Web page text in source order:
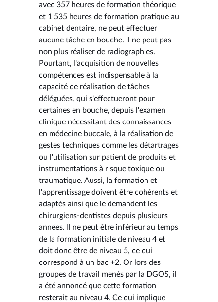
avec 357 heures de formation théorique
et 1 535 heures de formation pratique au
cabinet dentaire, ne peut effectuer
aucune tâche en bouche. Il ne peut pas
non plus réaliser de radiographies.
Pourtant, l'acquisition de nouvelles
compétences est indispensable à la
capacité de réalisation de tâches
déléguées, qui s'effectueront pour
certaines en bouche, depuis l'examen
clinique nécessitant des connaissances
en médecine buccale, à la réalisation de
gestes techniques comme les détartrages
ou l'utilisation sur patient de produits et
instrumentations à risque toxique ou
traumatique. Aussi, la formation et
l'apprentissage doivent être cohérents et
adaptés ainsi que le demandent les
chirurgiens-dentistes depuis plusieurs
années. Il ne peut être inférieur au temps
de la formation initiale de niveau 4 et
doit donc être de niveau 5, ce qui
correspond à un bac +2. Or lors des
groupes de travail menés par la DGOS, il
a été annoncé que cette formation
resterait au niveau 4. Ce qui implique